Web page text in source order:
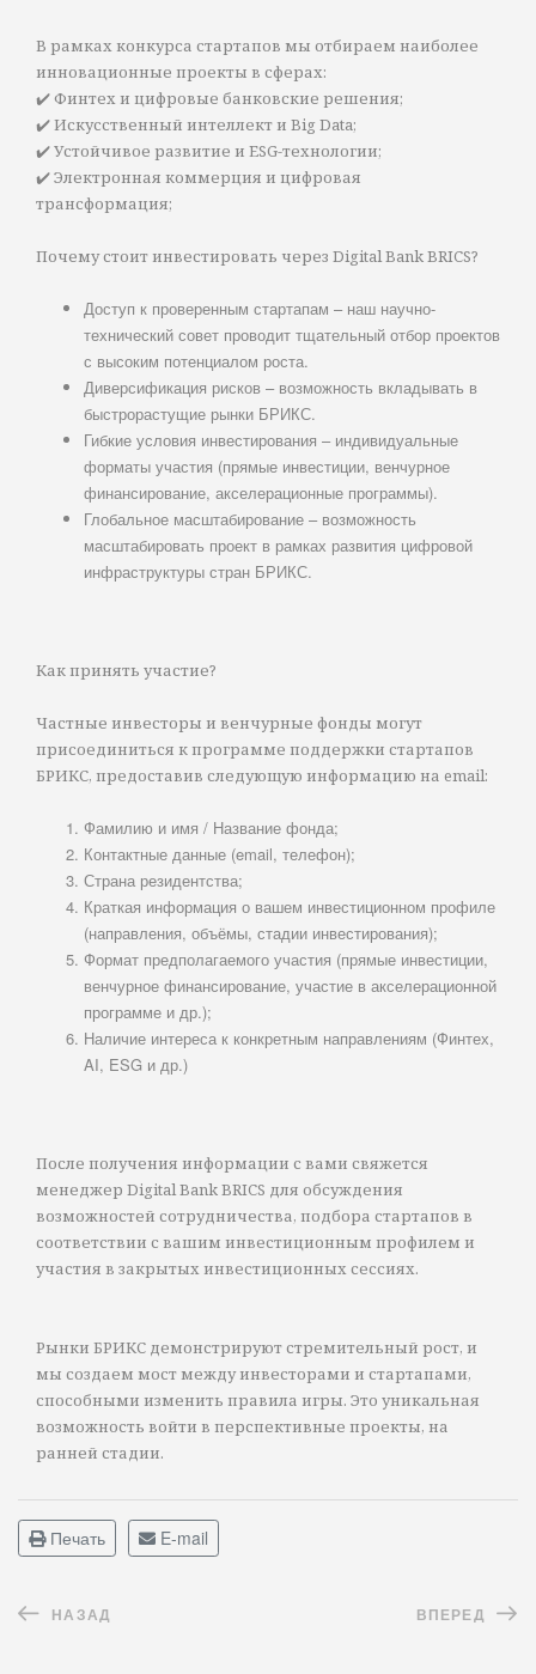
В рамках конкурса стартапов мы отбираем наиболее
инновационные проекты в сферах:
✔️ Финтех и цифровые банковские решения;
✔️ Искусственный интеллект и Big Data;
✔️ Устойчивое развитие и ESG-технологии;
✔️ Электронная коммерция и цифровая
трансформация;
Почему стоит инвестировать через Digital Bank BRICS?
Доступ к проверенным стартапам – наш научно-
технический совет проводит тщательный отбор проектов
с высоким потенциалом роста.
Диверсификация рисков – возможность вкладывать в
быстрорастущие рынки БРИКС.
Гибкие условия инвестирования – индивидуальные
форматы участия (прямые инвестиции, венчурное
финансирование, акселерационные программы).
Глобальное масштабирование – возможность
масштабировать проект в рамках развития цифровой
инфраструктуры стран БРИКС.
Как принять участие?
Частные инвесторы и венчурные фонды могут
присоединиться к программе поддержки стартапов
БРИКС, предоставив следующую информацию на email:
Фамилию и имя / Название фонда;
Контактные данные (email, телефон);
Страна резидентства;
Краткая информация о вашем инвестиционном профиле
(направления, объёмы, стадии инвестирования);
Формат предполагаемого участия (прямые инвестиции,
венчурное финансирование, участие в акселерационной
программе и др.);
Наличие интереса к конкретным направлениям (Финтех,
AI, ESG и др.)
После получения информации с вами свяжется
менеджер Digital Bank BRICS для обсуждения
возможностей сотрудничества, подбора стартапов в
соответствии с вашим инвестиционным профилем и
участия в закрытых инвестиционных сессиях.
Рынки БРИКС демонстрируют стремительный рост, и
мы создаем мост между инвесторами и стартапами,
способными изменить правила игры. Это уникальная
возможность войти в перспективные проекты, на
ранней стадии.
Печать E-mail
НАЗАД ВПЕРЕД